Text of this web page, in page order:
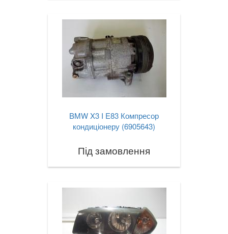
BMW X3 I E83 Компресор
кондиціонеру (6905643)
Під замовлення